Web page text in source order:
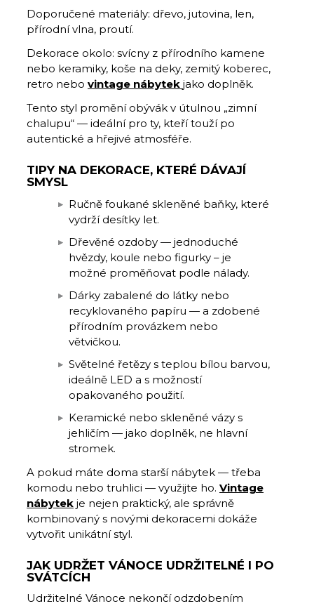
Doporučené materiály: dřevo, jutovina, len,
přírodní vlna, proutí.
Dekorace okolo: svícny z přírodního kamene
nebo keramiky, koše na deky, zemitý koberec,
retro nebo vintage nábytek jako doplněk.
Tento styl promění obývák v útulnou „zimní
chalupu“ — ideální pro ty, kteří touží po
autentické a hřejivé atmosféře.
TIPY NA DEKORACE, KTERÉ DÁVAJÍ
SMYSL
Ručně foukané skleněné baňky, které
vydrží desítky let.
Dřevěné ozdoby — jednoduché
hvězdy, koule nebo figurky – je
možné proměňovat podle nálady.
Dárky zabalené do látky nebo
recyklovaného papíru — a zdobené
přírodním provázkem nebo
větvičkou.
Světelné řetězy s teplou bílou barvou,
ideálně LED a s možností
opakovaného použití.
Keramické nebo skleněné vázy s
jehličím — jako doplněk, ne hlavní
stromek.
A pokud máte doma starší nábytek — třeba
komodu nebo truhlici — využijte ho. Vintage
nábytek je nejen praktický, ale správně
kombinovaný s novými dekoracemi dokáže
vytvořit unikátní styl.
JAK UDRŽET VÁNOCE UDRŽITELNÉ I PO
SVÁTCÍCH
Udržitelné Vánoce nekončí odzdobením